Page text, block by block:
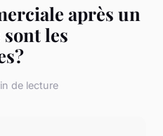
après un
les
de lecture